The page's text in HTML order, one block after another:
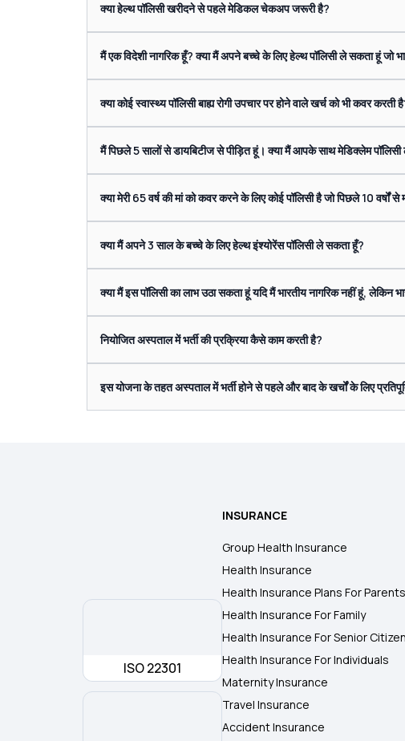
क्या हेल्थ पॉलिसी खरीदने से पहले मेडिकल चेकअप जरूरी है?
मैं एक विदेशी नागरिक हूँ? क्या मैं अपने बच्चे के लिए हेल्थ पॉलिसी ले सकता हूं जो
क्या कोई स्वास्थ्य पॉलिसी बाह्य रोगी उपचार पर होने वाले खर्च को भी कवर करती
मैं पिछले 5 सालों से डायबिटीज से पीड़ित हूं। क्या मैं आपके साथ मेडिक्लेम
क्या मेरी 65 वर्ष की मां को कवर करने के लिए कोई पॉलिसी है जो पिछले 10 वर्षों
क्या मैं अपने 3 साल के बच्चे के लिए हेल्थ इंश्योरेंस पॉलिसी ले सकता हूँ?
क्या मैं इस पॉलिसी का लाभ उठा सकता हूं यदि मैं भारतीय नागरिक नहीं हूं, लेकिन
नियोजित अस्पताल में भर्ती की प्रक्रिया कैसे काम करती है?
इस योजना के तहत अस्पताल में भर्ती होने से पहले और बाद के खर्चों के लिए
ISO 22301
INSURANCE
Group Health Insurance
Health Insurance
Health Insurance Plans For Parents
Health Insurance For Family
Health Insurance For Senior Citizen
Health Insurance For Individuals
Maternity Insurance
Travel Insurance
Accident Insurance